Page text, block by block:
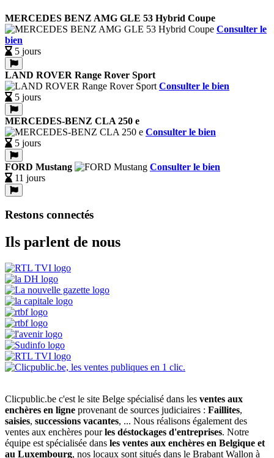
MERCEDES BENZ AMG GLE 53 Hybrid Coupe
Consulter le
bien
5 jours
LAND ROVER Range Rover Sport
Consulter le bien
5 jours
MERCEDES-BENZ CLA 250 e
Consulter le bien
5 jours
FORD Mustang
Consulter le bien
11 jours
Restons connectés
Ils parlent de nous
Clicpublic.be c'est le site Belge spécialisé dans les ventes aux
enchères en ligne provenant de sources judiciaires : Faillites,
saisies, successions vacantes, ... Nous réalisons également des
ventes aux enchères pourles déstockages d'entreprises. Notre
équipe est spécialisée dans les ventes aux enchères en Belgique et
au Luxembourg, nos locaux sont situés dans le Brabant Wallon à